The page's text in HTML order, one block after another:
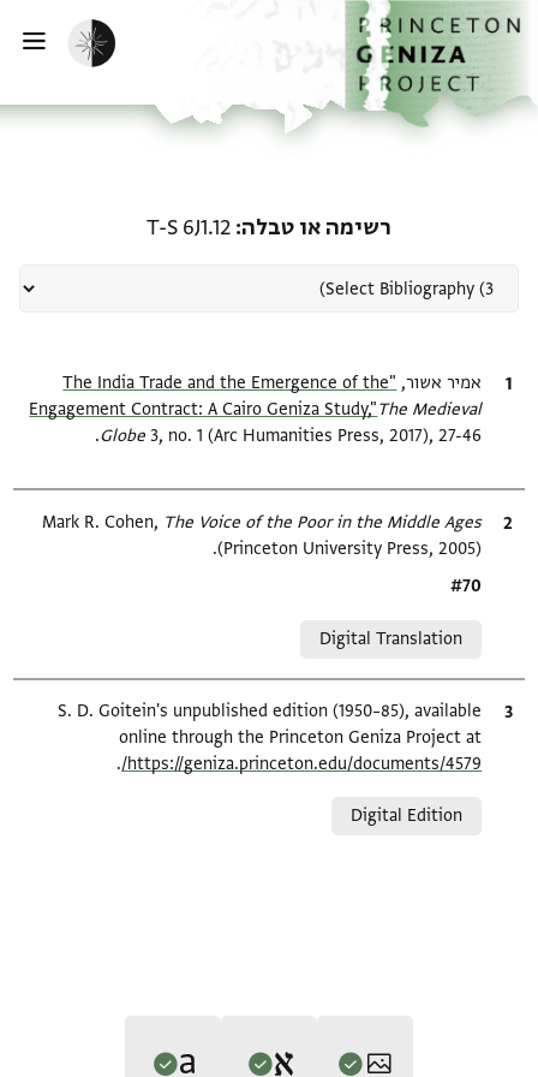
לתוכןהבית
הפעלת מצב כהה
רשימה או טבלה T-S 6J1.12
ציטוט
אמיר אשור, "The India Trade and the Emergence of the
Engagement Contract: A Cairo Geniza Study,"The Medieval
Globe 3, no. 1 (Arc Humanities Press, 2017), 27-46.
ציטוט Mark R. Cohen,The Voice of the Poor in the Middle Ages
(Princeton University Press, 2005).
Location in source
#70
Digital Translation
ציטוט
S. D. Goitein's unpublished edition (1950–85), available
online through the Princeton Geniza Project at
https://geniza.princeton.edu/documents/4579/
.
Digital Edition